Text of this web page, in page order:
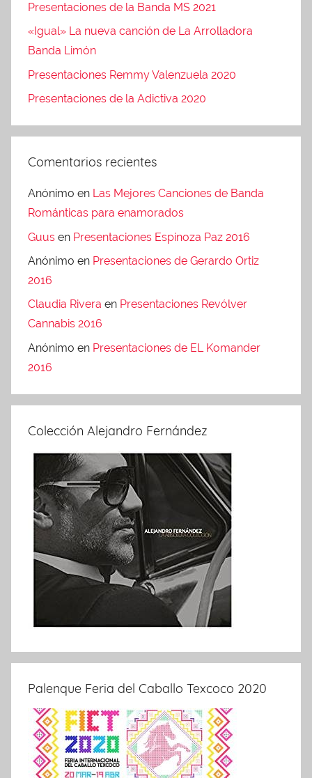
Presentaciones de la Banda MS 2021
«Igual» La nueva canción de La Arrolladora
Banda Limón
Presentaciones Remmy Valenzuela 2020
Presentaciones de la Adictiva 2020
Comentarios recientes
Anónimo en Las Mejores Canciones de Banda
Románticas para enamorados
Guus en Presentaciones Espinoza Paz 2016
Anónimo en Presentaciones de Gerardo Ortiz
2016
Claudia Rivera en Presentaciones Revólver
Cannabis 2016
Anónimo en Presentaciones de EL Komander
2016
Colección Alejandro Fernández
Palenque Feria del Caballo Texcoco 2020